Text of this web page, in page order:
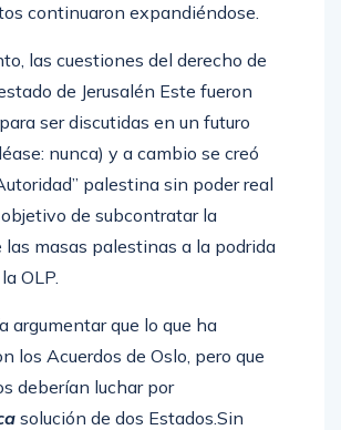
continuaron expandiéndose.
las cuestiones del derecho de
de Jerusalén Este fueron
ser discutidas en un futuro
nunca) y a cambio se creó
palestina sin poder real
de subcontratar la
masas palestinas a la podrida
OLP.
argumentar que lo que ha
los Acuerdos de Oslo, pero que
deberían luchar por
solución de dos Estados.Sin